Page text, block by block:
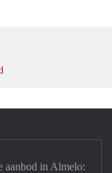
aanbod in Almelo: